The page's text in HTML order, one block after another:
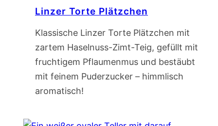
Linzer Torte Plätzchen
Klassische Linzer Torte Plätzchen mit
zartem Haselnuss-Zimt-Teig, gefüllt mit
fruchtigem Pflaumenmus und bestäubt
mit feinem Puderzucker – himmlisch
aromatisch!